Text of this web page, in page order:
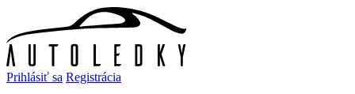
Prihlásiť sa Registrácia